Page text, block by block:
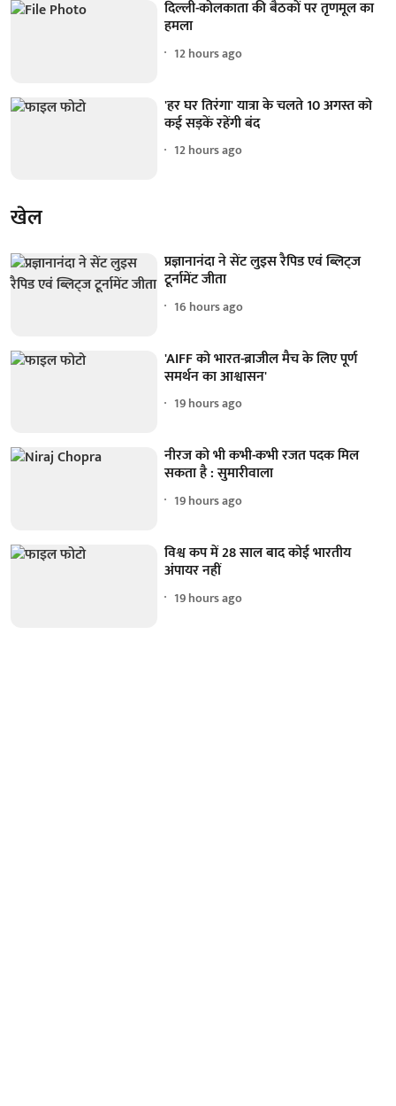
दिल्ली-कोलकाता की बैठकों पर तृणमूल का
हमला
12 hours ago
'हर घर तिरंगा' यात्रा के चलते 10 अगस्त को
कई सड़कें रहेंगी बंद
12 hours ago
खेल
प्रज्ञानानंदा ने सेंट लुइस रैपिड एवं ब्लिट्ज
टूर्नामेंट जीता
16 hours ago
'AIFF को भारत-ब्राजील मैच के लिए पूर्ण
समर्थन का आश्वासन'
19 hours ago
नीरज को भी कभी-कभी रजत पदक मिल
सकता है : सुमारीवाला
19 hours ago
विश्व कप में 28 साल बाद कोई भारतीय
अंपायर नहीं
19 hours ago